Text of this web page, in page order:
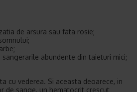
de arsura sau fata rosie;
abundente din taieturi mici;
cu vederea. Si aceasta deoarece, in
de sange, un hematocrit crescut